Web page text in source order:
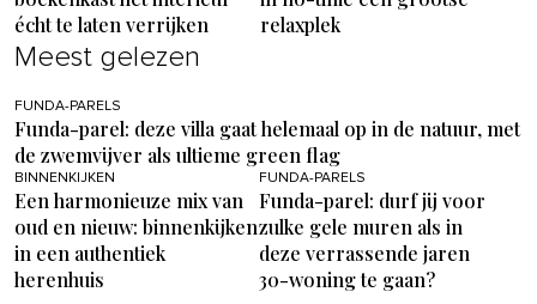
écht te laten verrijken
relaxplek
Meest gelezen
FUNDA-PARELS
Funda-parel: deze villa gaat helemaal op in de natuur, met
de zwemvijver als ultieme green flag
BINNENKIJKEN
Een harmonieuze mix van
oud en nieuw: binnenkijken
in een authentiek
herenhuis
FUNDA-PARELS
Funda-parel: durf jij voor
zulke gele muren als in
deze verrassende jaren
30-woning te gaan?